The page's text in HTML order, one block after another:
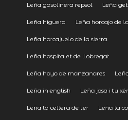
Leña gasolinera repsol Leña
Leña higuera Leña horcajo de
Leña horcajuelo de la sierra
Leña hospitalet de llobregat
Leña hoyo de manzanares
Leña in english Leña josa i
Leña la cellera de ter Leña la